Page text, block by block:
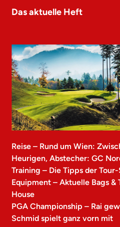
Das aktuelle Heft
Reise – Rund um Wien:
Heurigen, Abstecher: GC
Training – Die Tipps der
Equipment – Aktuelle Bags &
House
PGA Championship – Rai
Schmid spielt ganz vorn mit